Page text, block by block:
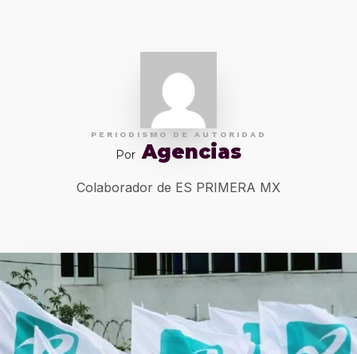
PERIODISMO DE AUTORIDAD
Por Agencias
Colaborador de ES PRIMERA MX